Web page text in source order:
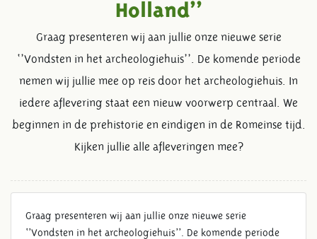
Holland’’
Graag presenteren wij aan jullie onze nieuwe serie
‘’Vondsten in het archeologiehuis’’. De komende periode
nemen wij jullie mee op reis door het archeologiehuis. In
iedere aflevering staat een nieuw voorwerp centraal. We
beginnen in de prehistorie en eindigen in de Romeinse tijd.
Kijken jullie alle afleveringen mee?
Graag presenteren wij aan jullie onze nieuwe serie
‘’Vondsten in het archeologiehuis’’. De komende periode